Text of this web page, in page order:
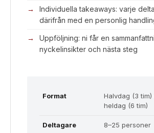
Individuella takeaways: varje
därifrån med en personlig
Uppföljning: ni får en
nyckelinsikter och nästa steg
Format
Halvdag (3 tim)
heldag (6 tim)
Deltagare 8–25 personer